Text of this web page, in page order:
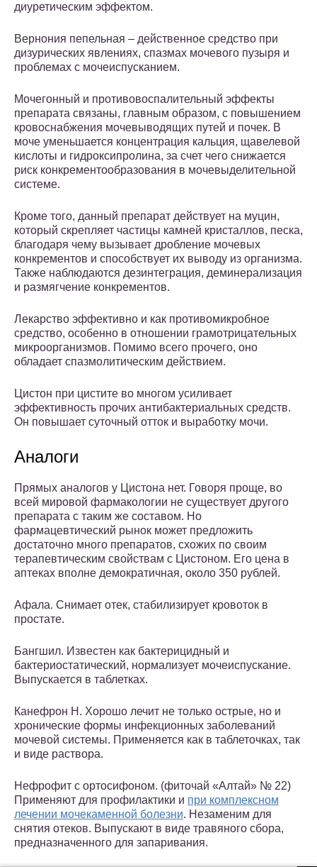
диуретическим эффектом.
Вернония пепельная – действенное средство при
дизурических явлениях, спазмах мочевого пузыря и
проблемах с мочеиспусканием.
Мочегонный и противовоспалительный эффекты
препарата связаны, главным образом, с повышением
кровоснабжения мочевыводящих путей и почек. В
моче уменьшается концентрация кальция, щавелевой
кислоты и гидроксипролина, за счет чего снижается
риск конкрементообразования в мочевыделительной
системе.
Кроме того, данный препарат действует на муцин,
который скрепляет частицы камней кристаллов, песка,
благодаря чему вызывает дробление мочевых
конкрементов и способствует их выводу из организма.
Также наблюдаются дезинтеграция, деминерализация
и размягчение конкрементов.
Лекарство эффективно и как противомикробное
средство, особенно в отношении грамотрицательных
микроорганизмов. Помимо всего прочего, оно
обладает спазмолитическим действием.
Цистон при цистите во многом усиливает
эффективность прочих антибактериальных средств.
Он повышает суточный отток и выработку мочи.
Аналоги
Прямых аналогов у Цистона нет. Говоря проще, во
всей мировой фармакологии не существует другого
препарата с таким же составом. Но
фармацевтический рынок может предложить
достаточно много препаратов, схожих по своим
терапевтическим свойствам с Цистоном. Его цена в
аптеках вполне демократичная, около 350 рублей.
Афала. Снимает отек, стабилизирует кровоток в
простате.
Бангшил. Известен как бактерицидный и
бактериостатический, нормализует мочеиспускание.
Выпускается в таблетках.
Канефрон Н. Хорошо лечит не только острые, но и
хронические формы инфекционных заболеваний
мочевой системы. Применяется как в таблеточках, так
и виде раствора.
Нефрофит с ортосифоном. (фиточай «Алтай» № 22)
Применяют для профилактики и при комплексном
лечении мочекаменной болезни. Незаменим для
снятия отеков. Выпускают в виде травяного сбора,
предназначенного для запаривания.